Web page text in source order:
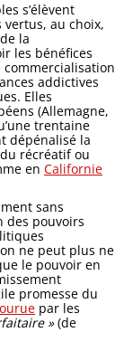
s’élèvent
au choix,
la
les bénéfices
commercialisation
addictives
Elles
(Allemagne,
trentaine
dépénalisé la
récréatif ou
en Californie
sans
des pouvoirs
ne peut plus ne
le pouvoir en
promesse du
par les
»(de